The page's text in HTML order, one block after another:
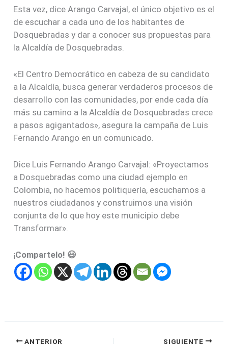
Esta vez, dice Arango Carvajal, el único objetivo es el
de escuchar a cada uno de los habitantes de
Dosquebradas y dar a conocer sus propuestas para
la Alcaldía de Dosquebradas.
«El Centro Democrático en cabeza de su candidato
a la Alcaldía, busca generar verdaderos procesos de
desarrollo con las comunidades, por ende cada día
más su camino a la Alcaldía de Dosquebradas crece
a pasos agigantados», asegura la campaña de Luis
Fernando Arango en un comunicado.
Dice Luis Fernando Arango Carvajal: «Proyectamos
a ‪‎Dosquebradas como una ciudad ejemplo en
Colombia, no hacemos politiquería, escuchamos a
nuestros ciudadanos y construimos una visión
conjunta de lo que hoy este municipio debe
Transformar».
¡Compartelo! 😃
ANTERIOR SIGUIENTE